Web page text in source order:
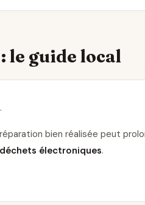
le guide local
.
réparation bien réalisée peut
électroniques.